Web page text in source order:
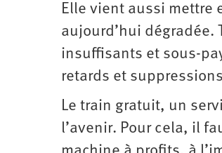
Elle vient aussi mettre
aujourd’hui dégradée.
insuffisants et sous-
retards et
Le train gratuit, un
l’avenir. Pour cela, il